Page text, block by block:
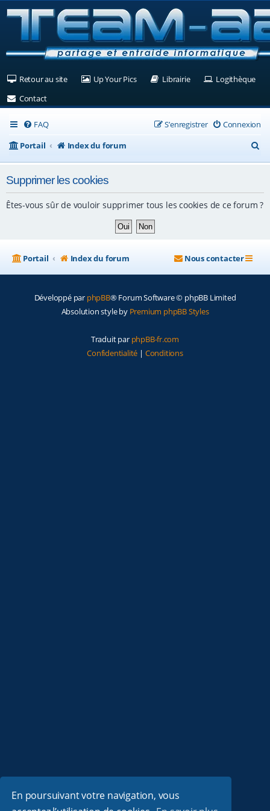
En poursuivant votre navigation, vous
Retour au site(Ouvre un nouvel onglet)
Up Your Pics(Ouvre un nouvel onglet)
Librairie(Ouvre un nouvel
Logithèque
Contact(Ouvre un nouvel onglet)
FAQ Connexion
S’enregistrer
Portail
Index du forum
e
Supprimer les cookies
Êtes-vous sûr de vouloir supprimer tous les cookies de ce forum ?
Portail Index du forum Nous contacter
Développé par phpBB® Forum Software © phpBB Limited
Absolution style by Premium phpBB Styles
Traduit par phpBB-fr.com
Confidentialité | Conditions